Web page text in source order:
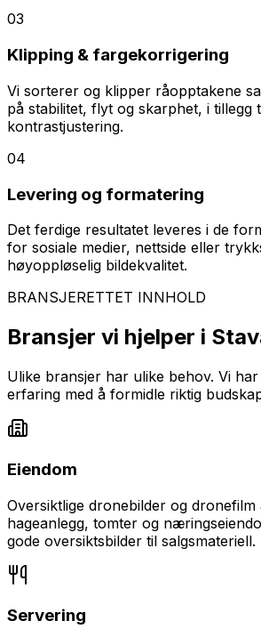
03
Klipping & fargekorrigering
Vi sorterer og klipper råopptakene
på stabilitet, flyt og skarphet, i tillegg
kontrastjustering.
04
Levering og formatering
Det ferdige resultatet leveres i de
for sosiale medier, nettside eller
høyoppløselig bildekvalitet.
BRANSJERETTET INNHOLD
Bransjer vi hjelper i
Ulike bransjer har ulike behov. Vi
erfaring med å formidle riktig
Eiendom
Oversiktlige dronebilder og dronefilm
hageanlegg, tomter og
gode oversiktsbilder til salgsmateriell.
Servering